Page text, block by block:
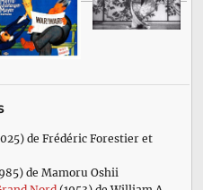
de Frédéric Forestier et
de Mamoru Oshii